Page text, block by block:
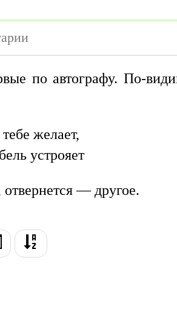
по автографу. По-
желает,
устрояет
— другое.